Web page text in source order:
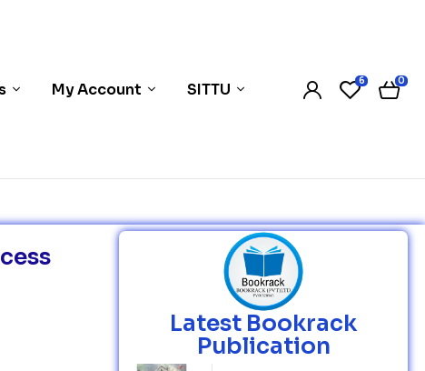
My Account SITTU 6 0
Latest Bookrack
Publication